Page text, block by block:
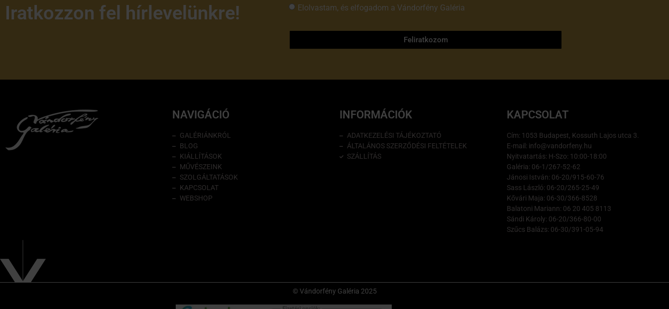
Iratkozzon fel hírlevelünkre! Elolvastam, és elfogadom a Vándorfény Galéria
Feliratkozom
NAVIGÁCIÓ
GALÉRIÁNKRÓL
BLOG
KIÁLLÍTÁSOK
MŰVÉSZEINK
SZOLGÁLTATÁSOK
KAPCSOLAT
WEBSHOP
INFORMÁCIÓK
ADATKEZELÉSI TÁJÉKOZTATÓ
ÁLTALÁNOS SZERZŐDÉSI FELTÉTELEK
SZÁLLÍTÁS
KAPCSOLAT
Cím: 1053 Budapest, Kossuth Lajos utca 3.
E-mail: info@vandorfeny.hu
Nyitvatartás: H-Szo: 10:00-18:00
Galéria: 06-1/267-52-62
Jánosi István: 06-20/915-60-76
Sass László: 06-20/265-25-49
Kővári Maja: 06-30/366-8528
Balatoni Mariann: 06 20 405 8113
Sándi Károly: 06-20/366-80-00
Szűcs Balázs: 06-30/391-05-94
© Vándorfény Galéria 2025